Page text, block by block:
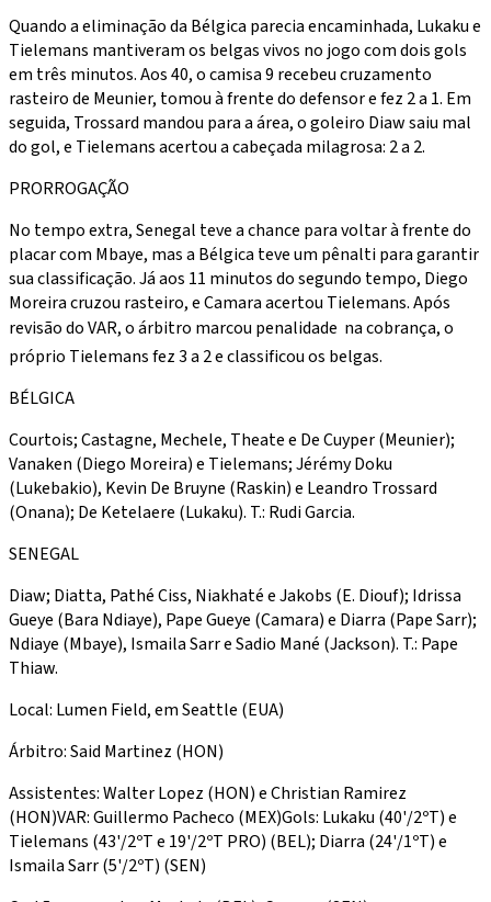
Quando a eliminação da Bélgica parecia encaminhada, Lukaku e
Tielemans mantiveram os belgas vivos no jogo com dois gols
em três minutos. Aos 40, o camisa 9 recebeu cruzamento
rasteiro de Meunier, tomou à frente do defensor e fez 2 a 1. Em
seguida, Trossard mandou para a área, o goleiro Diaw saiu mal
do gol, e Tielemans acertou a cabeçada milagrosa: 2 a 2.
PRORROGAÇÃO
No tempo extra, Senegal teve a chance para voltar à frente do
placar com Mbaye, mas a Bélgica teve um pênalti para garantir
sua classificação. Já aos 11 minutos do segundo tempo, Diego
Moreira cruzou rasteiro, e Camara acertou Tielemans. Após
revisão do VAR, o árbitro marcou penalidade  na cobrança, o
próprio Tielemans fez 3 a 2 e classificou os belgas.
BÉLGICA
Courtois; Castagne, Mechele, Theate e De Cuyper (Meunier);
Vanaken (Diego Moreira) e Tielemans; Jérémy Doku
(Lukebakio), Kevin De Bruyne (Raskin) e Leandro Trossard
(Onana); De Ketelaere (Lukaku). T.: Rudi Garcia.
SENEGAL
Diaw; Diatta, Pathé Ciss, Niakhaté e Jakobs (E. Diouf); Idrissa
Gueye (Bara Ndiaye), Pape Gueye (Camara) e Diarra (Pape Sarr);
Ndiaye (Mbaye), Ismaila Sarr e Sadio Mané (Jackson). T.: Pape
Thiaw.
Local: Lumen Field, em Seattle (EUA)
Árbitro: Said Martinez (HON)
Assistentes: Walter Lopez (HON) e Christian Ramirez
(HON)VAR: Guillermo Pacheco (MEX)Gols: Lukaku (40'/2ºT) e
Tielemans (43'/2ºT e 19'/2ºT PRO) (BEL); Diarra (24'/1ºT) e
Ismaila Sarr (5'/2ºT) (SEN)